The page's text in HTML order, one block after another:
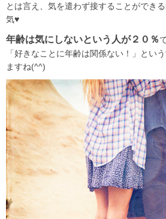
とは言え、気を遣わず接することができ
気♥
年齢は気にしないという人が２０％
「好きなことに年齢は関係ない！」とい
ますね(^^)